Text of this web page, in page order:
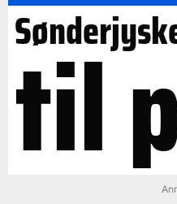
til